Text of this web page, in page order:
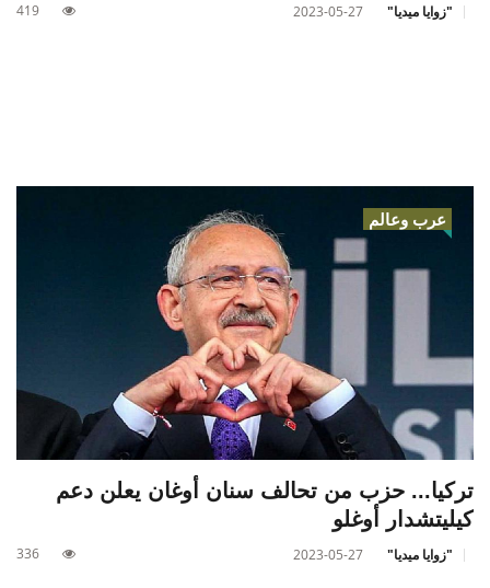
"زوايا ميديا" 2023-05-27
419
عرب وعالم
تركيا... حزب من تحالف سنان أوغان يعلن دعم
كيليتشدار أوغلو
"زوايا ميديا" 2023-05-27
336